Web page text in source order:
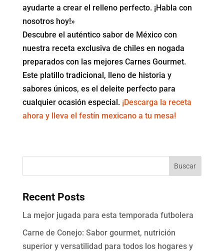
ayudarte a crear el relleno perfecto. ¡Habla con
nosotros hoy!»
Descubre el auténtico sabor de México con
nuestra receta exclusiva de chiles en nogada
preparados con las mejores Carnes Gourmet.
Este platillo tradicional, lleno de historia y
sabores únicos, es el deleite perfecto para
cualquier ocasión especial. ¡Descarga la receta
ahora y lleva el festín mexicano a tu mesa!
Buscar
Recent Posts
La mejor jugada para esta temporada futbolera
Carne de Conejo: Sabor gourmet, nutrición
superior y versatilidad para todos los hogares y